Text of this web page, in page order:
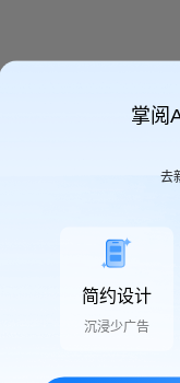
掌阅
去
简约设计
沉浸少广告